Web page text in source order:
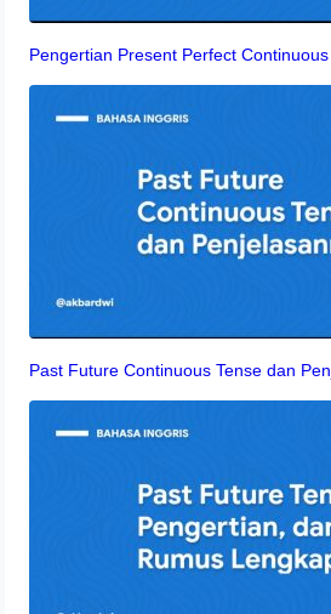
Pengertian Present Perfect
Past Future Continuous Tense dan